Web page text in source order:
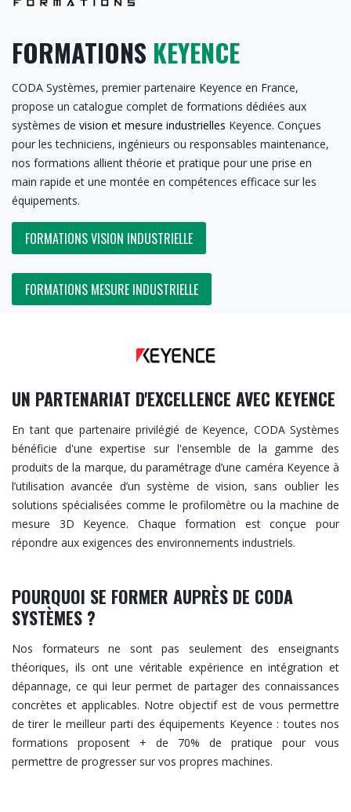
FORMATIONS KEYENCE
CODA Systèmes, premier partenaire Keyence en France,
propose un catalogue complet de formations dédiées aux
systèmes de vision et mesure industrielles Keyence. Conçues
pour les techniciens, ingénieurs ou responsables maintenance,
nos formations allient théorie et pratique pour une prise en
main rapide et une montée en compétences efficace sur les
équipements.
FORMATIONS VISION INDUSTRIELLE
FORMATIONS MESURE INDUSTRIELLE
UN PARTENARIAT D'EXCELLENCE AVEC KEYENCE
En tant que partenaire privilégié de Keyence, CODA Systèmes
bénéficie d'une expertise sur l'ensemble de la gamme des
produits de la marque, du paramétrage d’une caméra Keyence à
l’utilisation avancée d’un système de vision, sans oublier les
solutions spécialisées comme le profilomètre ou la machine de
mesure 3D Keyence. Chaqueformation est conçue pour
répondre aux exigences des environnements industriels.
POURQUOI SE FORMER AUPRÈS DE CODA
SYSTÈMES ?
Nos formateurs ne sont pas seulement des enseignants
théoriques, ils ont une véritable expérience en intégration et
dépannage, ce qui leur permet de partager des connaissances
concrètes et applicables. Notre objectif est de vous permettre
de tirer le meilleur parti des équipements Keyence : toutes nos
formations proposent + de 70% de pratique pour vous
permettre de progresser sur vos propres machines.